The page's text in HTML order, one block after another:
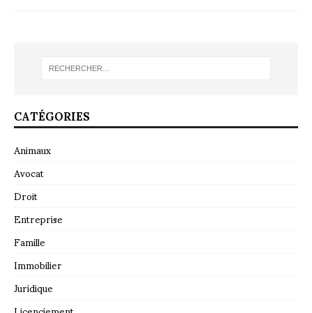
CATÉGORIES
Animaux
Avocat
Droit
Entreprise
Famille
Immobilier
Juridique